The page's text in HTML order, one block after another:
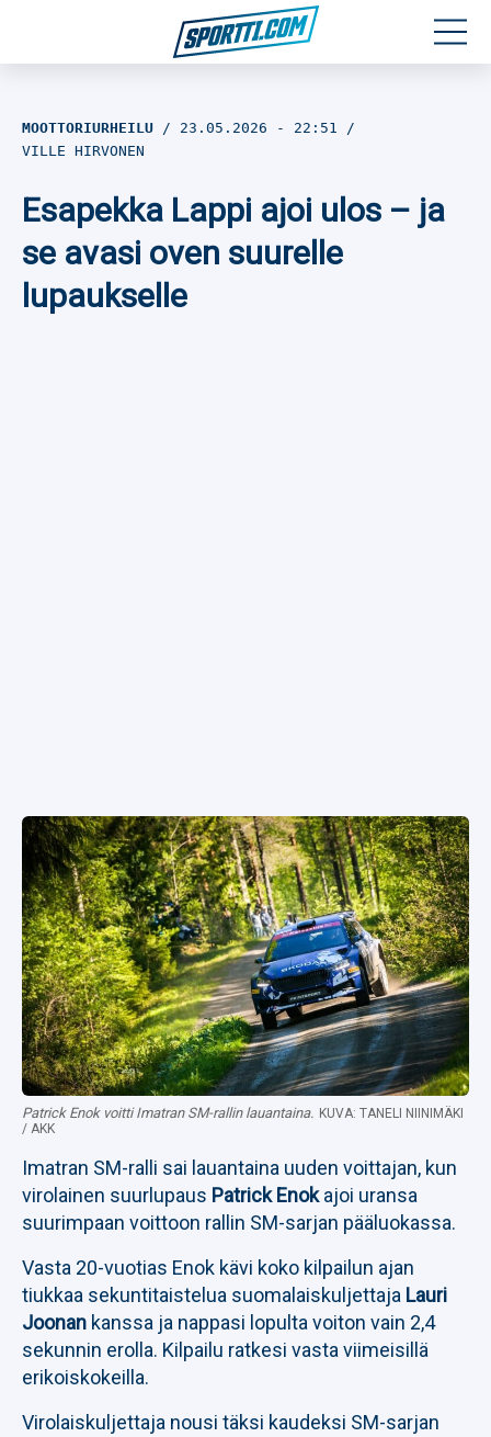
Jalkapallo
Yleisurheilu
MOOTTORIURHEILU 23.05.2026 - 22:51
VILLE HIRVONEN
Esapekka Lappi ajoi ulos – ja
se avasi oven suurelle
lupaukselle
Patrick Enok voitti Imatran SM-rallin lauantaina. KUVA: TANELI NIINIMÄKI
/ AKK
Imatran SM-ralli sai lauantaina uuden voittajan, kun
virolainen suurlupaus Patrick Enokajoi uransa
suurimpaan voittoon rallin SM-sarjan pääluokassa.
Vasta 20-vuotias Enok kävi koko kilpailun ajan
tiukkaa sekuntitaistelua suomalaiskuljettaja Lauri
Joonan kanssa ja nappasi lopulta voiton vain 2,4
sekunnin erolla. Kilpailu ratkesi vasta viimeisillä
erikoiskokeilla.
Virolaiskuljettaja nousi täksi kaudeksi SM-sarjan